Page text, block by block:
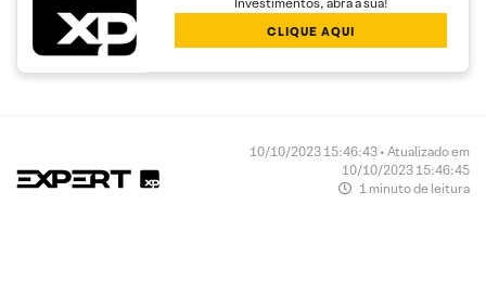
CLIQUE AQUI
10/10/2023 15:46:43 • Atualizado em
10/10/2023 15:46:45
1 minuto de leitura